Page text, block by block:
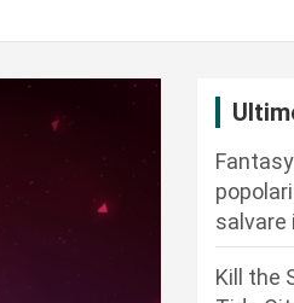
salvare
Kill the